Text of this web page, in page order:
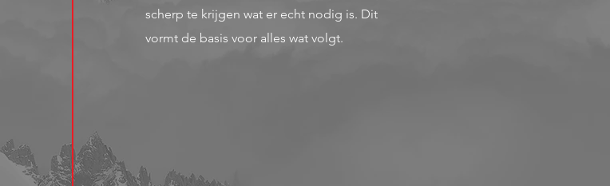
scherp te krijgen wat er echt nodig is. Dit
vormt de basis voor alles wat volgt.